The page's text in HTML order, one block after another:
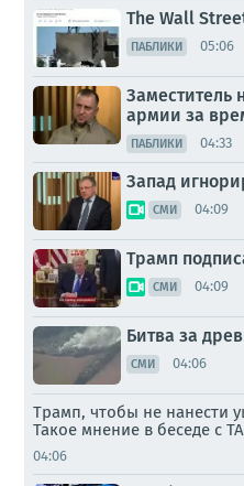
The Wall
ПАБЛИКИ 05:06
Заместитель
армии за
ПАБЛИКИ 04:33
Запад
СМИ 04:09
Трамп
СМИ 04:09
Битва за
СМИ 04:06
Трамп, чтобы не нанести
Такое мнение в беседе с
04:06